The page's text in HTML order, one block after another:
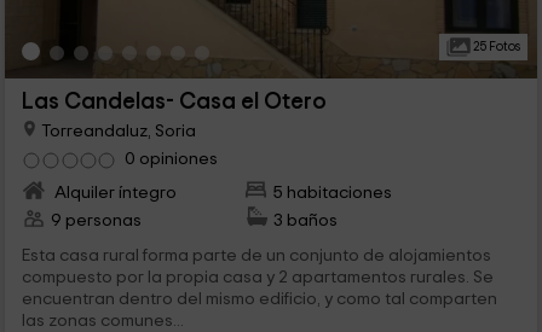
25 Fotos
Las Candelas- Casa el Otero
Torreandaluz, Soria
0 opiniones
Alquiler íntegro
5 habitaciones
9 personas
3 baños
Esta casa rural forma parte de un conjunto de alojamientos
compuesto por la propia casa y 2 apartamentos rurales. Se
encuentran dentro del mismo edificio, y como tal comparten
las zonas comunes...